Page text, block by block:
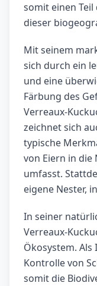
somit einen
dieser
Mit seinem
sich durch ein
und eine
Färbung des
Verreaux-
zeichnet sich
typische
von Eiern in die
umfasst.
eigene Nester,
In seiner
Verreaux-
Ökosystem.
Kontrolle von
somit die